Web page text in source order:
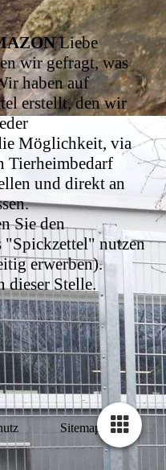
Liebe
wir gefragt, was
haben auf
erstellt, den wir
Möglichkeit, via
Tierheimbedarf
und direkt an
Sie den
"Spickzettel" nutzen
erwerben).
dieser Stelle.
Sitemap